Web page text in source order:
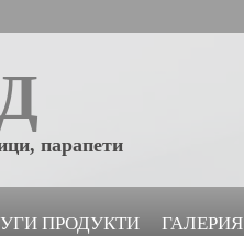
парапети
ПРОДУКТИ ГАЛЕРИЯ